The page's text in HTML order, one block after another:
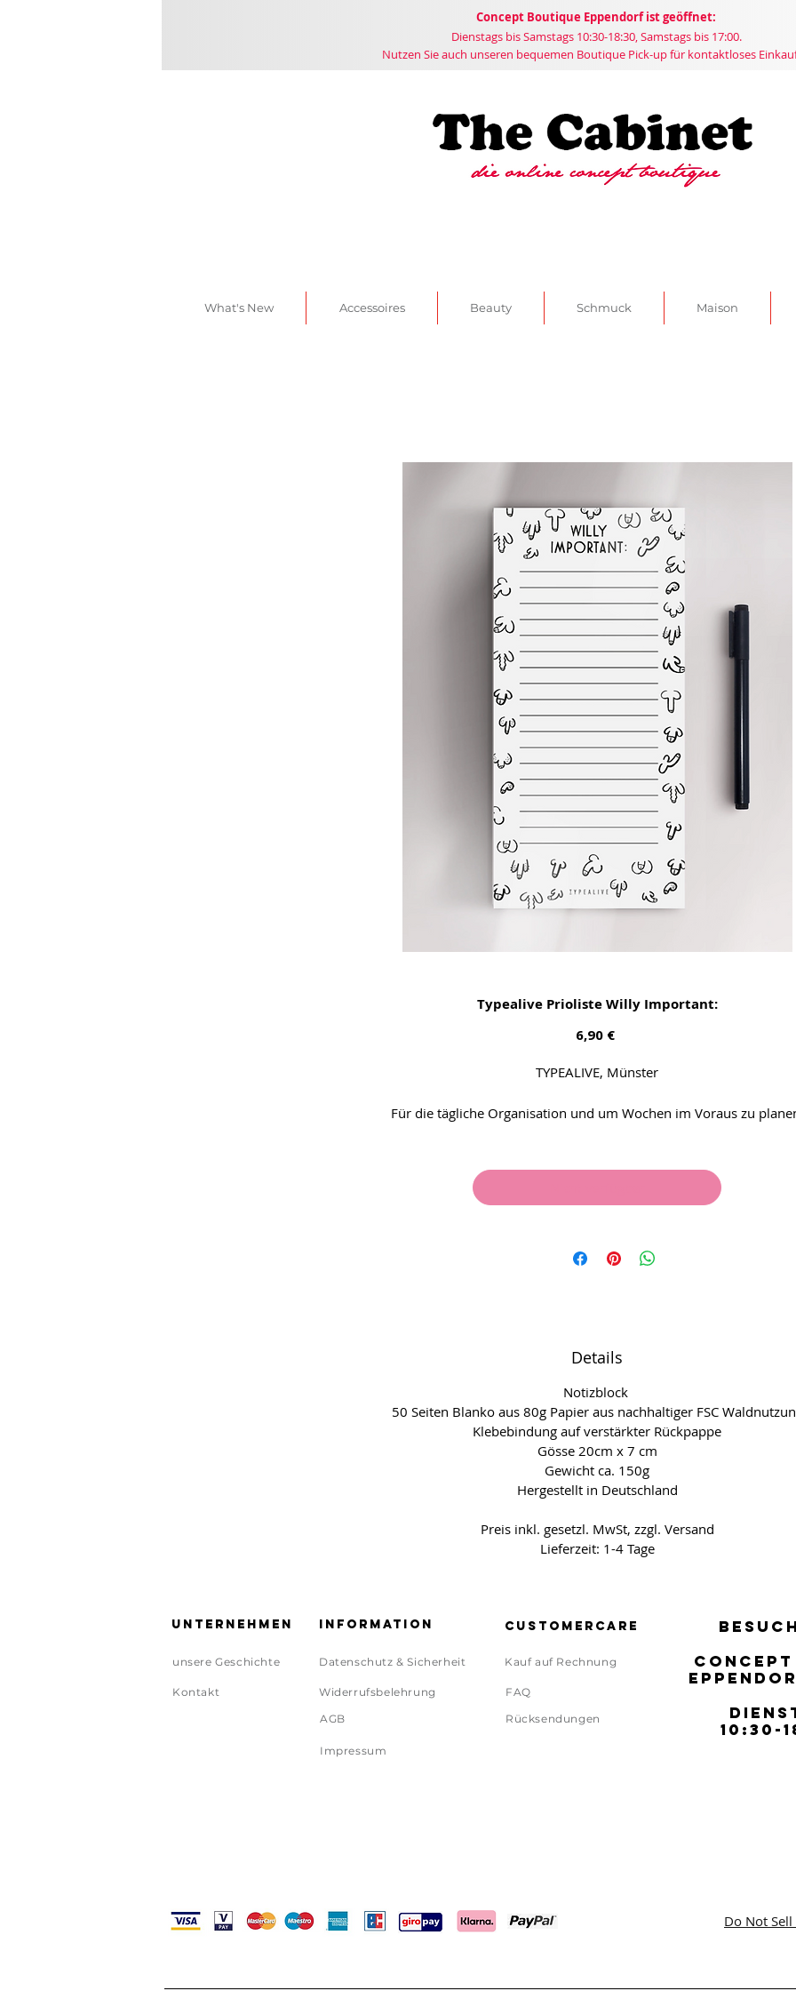
Concept Boutique Eppendorf ist geöffnet:
Dienstags bis Samstags 10:30-18:30, Samstags bis 17:00.
Nutzen Sie auch unseren bequemen Boutique Pick-up für kontaktloses
What's New Accessoires Beauty Schmuck Maison
Typealive Prioliste Willy Important:
6,90 €Preis
TYPEALIVE, Münster
Für die tägliche Organisation und um Wochen im Voraus zu
gut fühlen wenns erledigt ist.
Details
Notizblock
50 Seiten Blanko aus 80g Papier aus nachhaltiger FSC
Klebebindung auf verstärkter Rückpappe
Gösse 20cm x 7 cm
Gewicht ca. 150g
Hergestellt in Deutschland
Preis inkl. gesetzl. MwSt, zzgl. Versand
Lieferzeit: 1-4 Tage
Unternehmen
unsere Geschichte
Kontakt
Information
Datenschutz & Sicherheit
Widerrufsbelehrung
AGB
Customercare
Kauf auf Rechnung
FAQ
Rücksendungen
10:30-
10:30-
Impressum
Do Not